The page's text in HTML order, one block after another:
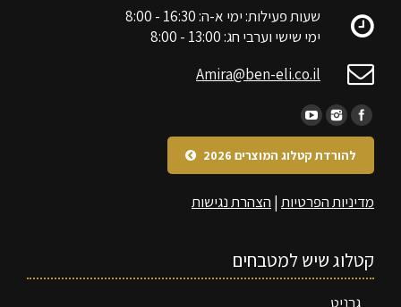
שעות פעילות: ימי א-ה: 16:30 - 8:00
ימי שישי וערבי חג: 13:00 - 8:00
Amira@ben-eli.co.il
להורדת קטלוג המוצרים 2026
מדיניות הפרטיות | הצהרת נגישות
קטלוג שיש למטבחים
גרניט